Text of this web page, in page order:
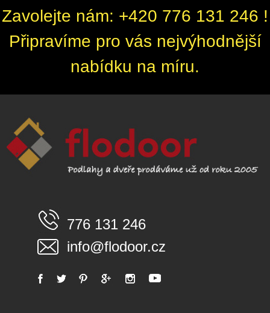
Zavolejte nám: +420 776 131 246 !
Připravíme pro vás nejvýhodnější
nabídku na míru.
776 131 246
info@flodoor.cz